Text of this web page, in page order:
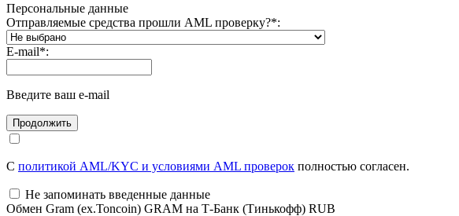
Персональные данные
Отправляемые средства прошли AML проверку?*:
E-mail*:
Введите ваш e-mail
С политикой AML/KYC и условиями AML проверок полностью согласен.
Не запоминать введенные данные
Обмен Gram (ex.Toncoin) GRAM на Т-Банк (Тинькофф) RUB